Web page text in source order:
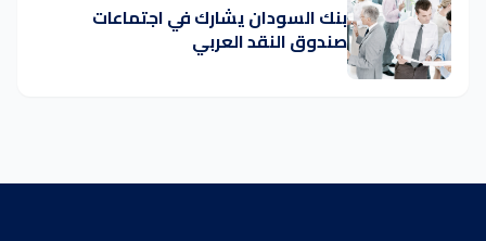
بنك السودان يشارك في اجتماعات
صندوق النقد العربي